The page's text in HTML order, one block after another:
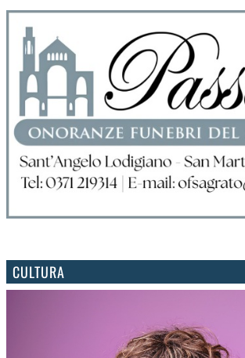
CULTURA